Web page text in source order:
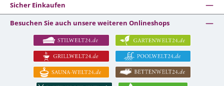
Sicher Einkaufen
Besuchen Sie auch unsere weiteren Onlineshops